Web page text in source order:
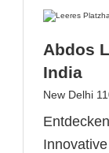
Abdos
India
New Delhi